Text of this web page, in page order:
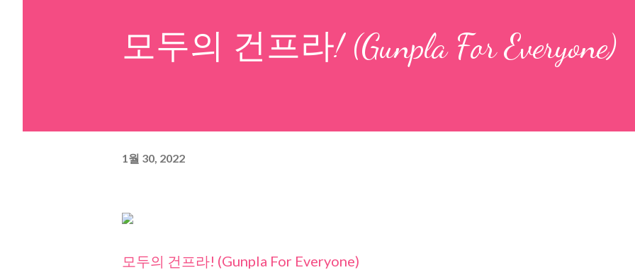
모두의 건프라! (Gunpla For Everyone)
1월 30, 2022
모두의 건프라! (Gunpla For Everyone)